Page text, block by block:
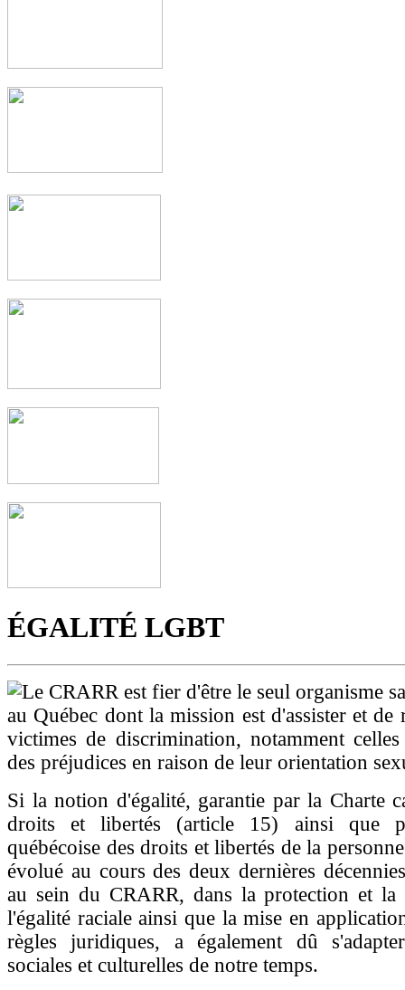
ÉGALITÉ LGBT
Le CRARR est fier d'être le seul organisme
au Québec dont la mission est d'assister et de
victimes de discrimination, notamment
des préjudices en raison de leur orientation
Si la notion d'égalité, garantie par la Charte
droits et libertés (article 15) ainsi que
québécoise des droits et libertés de la
évolué au cours des deux dernières
au sein du CRARR, dans la protection et la
l'égalité raciale ainsi que la mise en
règles juridiques, a également dû
sociales et culturelles de notre temps.